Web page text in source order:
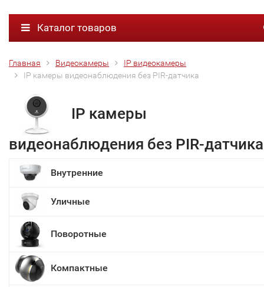
Каталог товаров
Главная Видеокамеры
IP видеокамеры
IP камеры видеонаблюдения без PIR-датчика
IP камеры
видеонаблюдения без PIR-датчика
Внутренние
Уличные
Поворотные
Компактные